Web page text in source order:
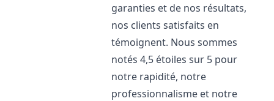
garanties et de nos résultats,
nos clients satisfaits en
témoignent. Nous sommes
notés 4,5 étoiles sur 5 pour
notre rapidité, notre
professionnalisme et notre